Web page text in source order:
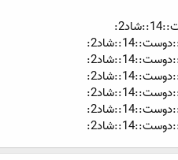
:13::شاد::58::بغل::39::2::6::دوست::14::شاد2:
[IMG]:13::شاد::58::بغل::39::2::6::دوست::14::شاد2:
[IMG]:13::شاد::58::بغل::39::2::6::دوست::14::شاد2:
[IMG]:13::شاد::58::بغل::39::2::6::دوست::14::شاد2:
[IMG]:13::شاد::58::بغل::39::2::6::دوست::14::شاد2:
[IMG]:13::شاد::58::بغل::39::2::6::دوست::14::شاد2: